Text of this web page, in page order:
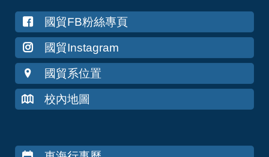
國貿FB粉絲專頁
國貿Instagram
國貿系位置
校內地圖